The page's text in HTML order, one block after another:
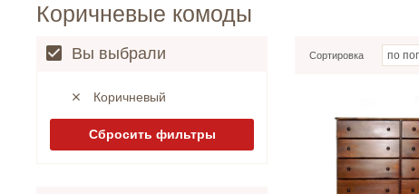
Коричневые комоды
Вы выбрали
Коричневый
Сбросить фильтры
Сортировка